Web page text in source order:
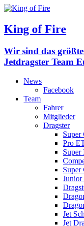
King of Fire
Wir sind das
Jetdragster Team
News
Facebook
Team
Fahrer
Mitglieder
Dragster
Super
Pro
Super
Super
Junior
Jet
Jet